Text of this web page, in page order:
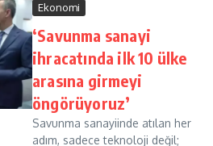
Ekonomi
‘Savunma sanayi
ihracatında ilk 10 ülke
arasına girmeyi
öngörüyoruz’
Savunma sanayiinde atılan her
adım, sadece teknoloji değil;